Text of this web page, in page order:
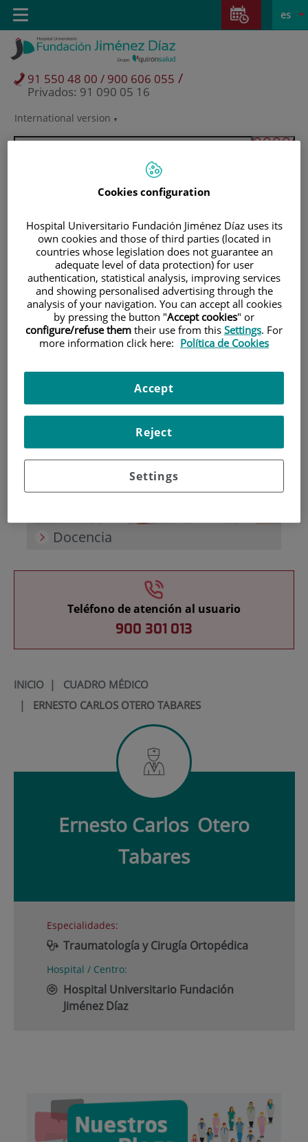
Saltar al contenido
Saltar
contenido
Selector
activo
es
International version
91 550 48 00 / 900 606 055 /
Privados: 91 090 05 16
Toggle
navigation
Pacientes y visitantes
Investigación
Docencia
Teléfono de atención al usuario
900 301 013
INICIO| CUADRO MÉDICO
| ERNESTO CARLOS OTERO TABARES
Ernesto Carlos Otero
Tabares
Especialidades:
Traumatología y Cirugía Ortopédica
Hospital / Centro:
Hospital Universitario Fundación
Jiménez Díaz
Cookies configuration
Hospital Universitario Fundación Jiménez Díaz uses its
own cookies and those of third parties (located in
countries whose legislation does not guarantee an
adequate level of data protection) for user
authentication, statistical analysis, improving services
and showing personalised advertising through the
analysis of your navigation. You can accept all cookies
by pressing the button "Accept cookies" or
configure/refuse them their use from this Settings. For
more information click here: Política de Cookies
Settings
Reject
Accept